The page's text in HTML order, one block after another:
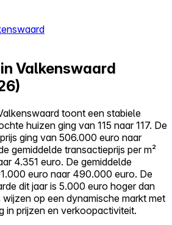
Valkenswaard
toont een stabiele
huizen ging van 115 naar 117. De
ging van 506.000 euro naar
gemiddelde transactieprijs per m²
4.351 euro. De gemiddelde
euro naar 490.000 euro. De
dit jaar is 5.000 euro hoger dan
op een dynamische markt met
in prijzen en verkoopactiviteit.